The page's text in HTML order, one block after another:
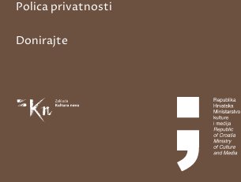
Polica privatnosti
Donirajte